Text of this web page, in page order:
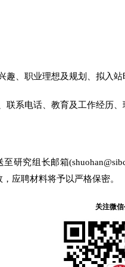
趣、职业理想及规划、拟入站
联系电话、教育及工作经历
研究组长邮箱
应聘材料将予以严格保密。
关注微